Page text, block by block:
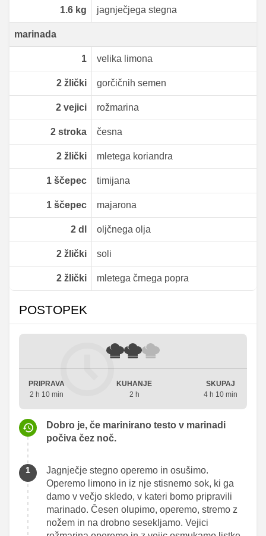
1.6kg jagnječjega stegna
marinada
1 velika limona
2žlički gorčičnih semen
2vejici rožmarina
2stroka česna
2žlički mletega koriandra
1ščepec timijana
1ščepec majarona
2dl oljčnega olja
2žlički soli
2žlički mletega črnega popra
POSTOPEK
PRIPRAVA
2 h 10 min
KUHANJE
2 h
SKUPAJ
4 h 10 min
Dobro je, če marinirano testo v marinadi
počiva čez noč.
Jagnječje stegno operemo in osušimo.
Operemo limono in iz nje stisnemo sok, ki ga
damo v večjo skledo, v kateri bomo pripravili
marinado. Česen olupimo, operemo, stremo z
nožem in na drobno sesekljamo. Vejici